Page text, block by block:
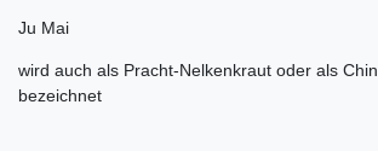
Ju Mai
wird auch als Pracht-Nelkenkraut oder als
bezeichnet